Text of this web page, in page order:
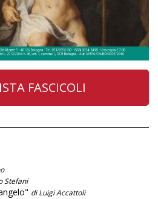
FASCICOLI
Stefani
di Luigi Accattoli